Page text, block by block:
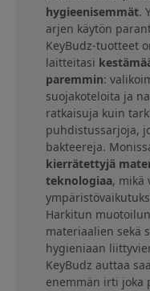
hygieenisemmät.
arjen käytön
KeyBudz-tuotteet
laitteitasi
paremmin:
suojakoteloita ja
ratkaisuja kuin
puhdistussarjoja,
bakteereja.
kierrätettyjä
teknologiaa, mikä
Harkitun
materiaalien sekä
hygieniaan
KeyBudz auttaa
enemmän irti joka